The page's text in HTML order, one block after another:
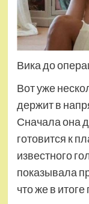
Вика до
Вот уже
держит в
Сначала она
готовится к
известного
показывала
что же в